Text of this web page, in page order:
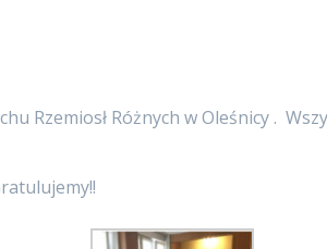
Rzemiosł Różnych w Oleśnicy .